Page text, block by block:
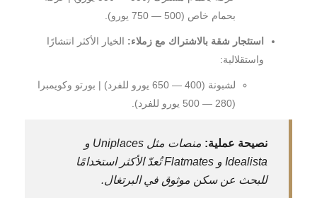
بحمام خاص (500 — 750 يورو).
استئجار شقة بالاشتراك مع زملاء: الخيار الأكثر انتشارًا
واستقلالية:
لشبونة (400 — 650 يورو للفرد) | بورتو وكويمبرا
(280 — 500 يورو للفرد).
نصيحة عملية:
منصات مثل Uniplaces و
Idealista و Flatmates تُعدّ الأكثر استخدامًا
للبحث عن سكن موثوق في البرتغال.